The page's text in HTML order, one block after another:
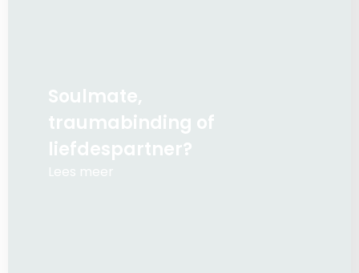
Soulmate,
traumabinding of
liefdespartner?
Lees meer